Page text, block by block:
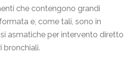
che contengono grandi
e, come tali, sono in
asmatiche per intervento diretto
bronchiali.